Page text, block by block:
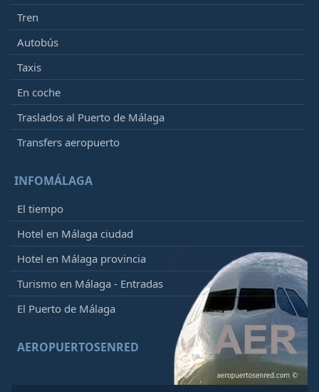
Tren
Autobús
Taxis
En coche
Traslados al Puerto de Málaga
Transfers aeropuerto
INFOMÁLAGA
El tiempo
Hotel en Málaga ciudad
Hotel en Málaga provincia
Turismo en Málaga - Entradas
El Puerto de Málaga
AEROPUERTOSENRED